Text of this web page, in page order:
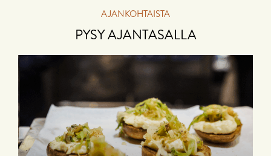
AJANKOHTAISTA
PYSY AJANTASALLA